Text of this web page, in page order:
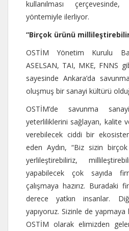
kullanılması
yöntemiyle ilerliyor.
“Birçok ürünü
OSTİM Yönetim Kurulu
ASELSAN, TAI, MKE, FNNS
sayesinde Ankara’da
oluşmuş bir sanayi kültürü
OSTİM’de savunma
yeterliliklerini sağlayan, kalite
verebilecek ciddi bir
eden Aydın, “Biz sizin birçok
yerlileştirebiliriz,
yapabilecek çok sayıda
çalışmaya hazırız. Buradaki
derece yatkın insanlar.
yapıyoruz. Sizinle de yapmaya
OSTİM olarak elimizden